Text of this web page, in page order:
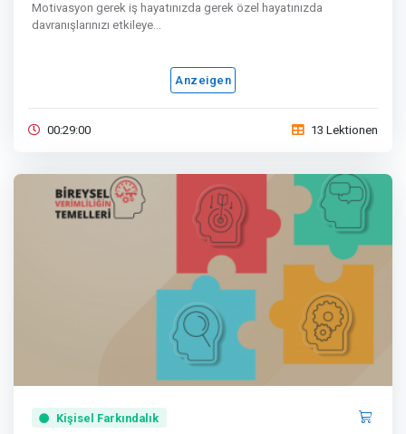
Motivasyon gerek iş hayatınızda gerek özel hayatınızda
davranışlarınızı etkileye...
Anzeigen
00:29:00 13 Lektionen
Kişisel Farkındalık